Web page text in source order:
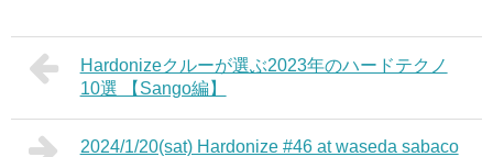
Hardonizeクルーが選ぶ2023年のハードテクノ
10選 【Sango編】
2024/1/20(sat) Hardonize #46 at waseda sabaco